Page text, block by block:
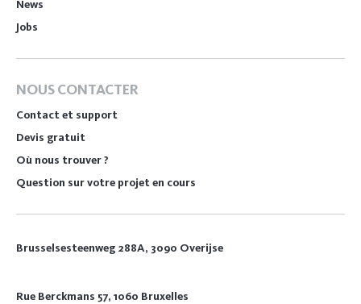
News
Jobs
NOUS CONTACTER
Contact et support
Devis gratuit
Où nous trouver ?
Question sur votre projet en cours
Brusselsesteenweg 288A, 3090 Overijse
Rue Berckmans 57, 1060 Bruxelles